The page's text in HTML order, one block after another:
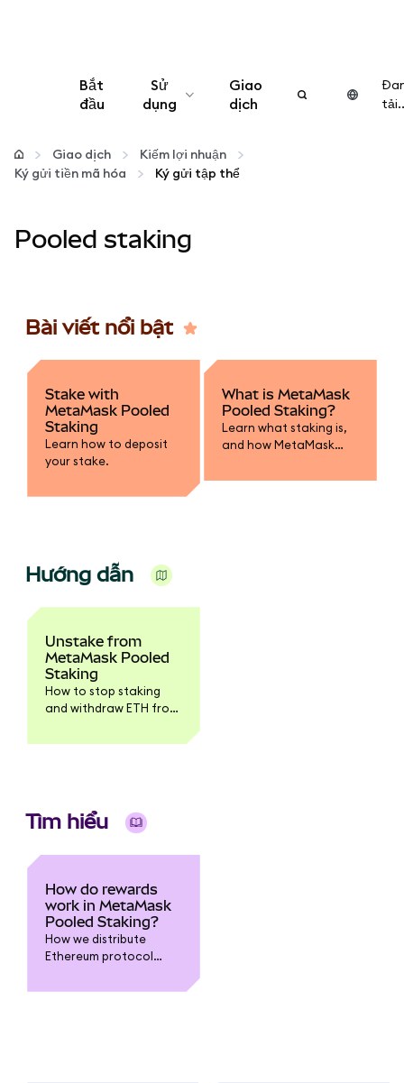
Bắt
đầu
Sử
dụng
Cấu hình
Thêm web3
Giao
dịch
Giao dịch
Kiếm lợi nhuận
Ký gửi tiền mã hóa
Ký gửi tập thể
Pooled staking
Bài viết nổi bật
Stake with
MetaMask Pooled
Staking
Learn how to deposit
your stake.
What is MetaMask
Pooled Staking?
Learn what staking is,
and how MetaMask
Hướng dẫn
Unstake from
MetaMask Pooled
Staking
How to stop staking
and withdraw ETH from
Tìm hiểu
How do rewards
work in MetaMask
Pooled Staking?
How we distribute
Ethereum protocol
what different terms